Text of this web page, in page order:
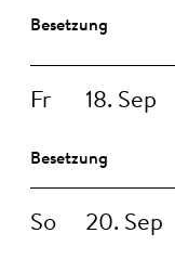
Besetzung
Fr 18. Sep
Besetzung
So 20. Sep